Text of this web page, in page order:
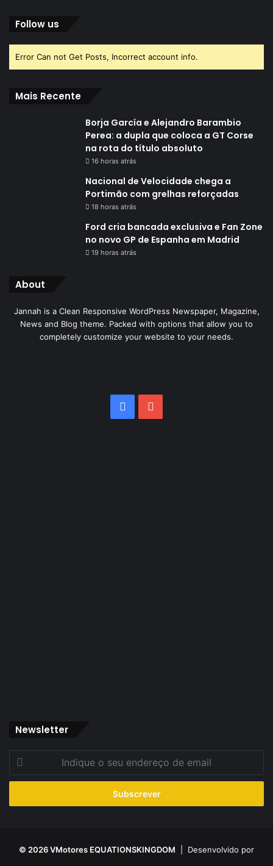
Follow us
Error Can not Get Posts, Incorrect account info.
Mais Recente
Borja García e Alejandro Barambio
Perea: a dupla que coloca a GT Corse
na rota do título absoluto
16 horas atrás
Nacional de Velocidade chega a
Portimão com grelhas reforçadas
18 horas atrás
Ford cria bancada exclusiva e Fan Zone
no novo GP de Espanha em Madrid
19 horas atrás
About
Jannah is a Clean Responsive WordPress Newspaper, Magazine,
News and Blog theme. Packed with options that allow you to
completely customize your website to your needs.
Facebook
Newsletter
seu
de
© 2026 VMotores EQUATIONSKINGDOM | Desenvolvido por